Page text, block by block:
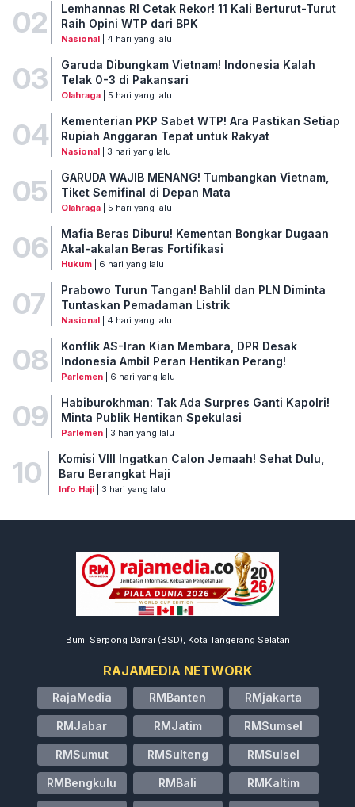
02
Lemhannas RI Cetak Rekor! 11 Kali Berturut-Turut
Raih Opini WTP dari BPK
Nasional| 4 hari yang lalu
03
Garuda Dibungkam Vietnam! Indonesia Kalah
Telak 0-3 di Pakansari
Olahraga| 5 hari yang lalu
04
Kementerian PKP Sabet WTP! Ara Pastikan Setiap
Rupiah Anggaran Tepat untuk Rakyat
Nasional| 3 hari yang lalu
05
GARUDA WAJIB MENANG! Tumbangkan Vietnam,
Tiket Semifinal di Depan Mata
Olahraga| 5 hari yang lalu
06
Mafia Beras Diburu! Kementan Bongkar Dugaan
Akal-akalan Beras Fortifikasi
Hukum| 6 hari yang lalu
07
Prabowo Turun Tangan! Bahlil dan PLN Diminta
Tuntaskan Pemadaman Listrik
Nasional| 4 hari yang lalu
08
Konflik AS-Iran Kian Membara, DPR Desak
Indonesia Ambil Peran Hentikan Perang!
Parlemen| 6 hari yang lalu
09
Habiburokhman: Tak Ada Surpres Ganti Kapolri!
Minta Publik Hentikan Spekulasi
Parlemen| 3 hari yang lalu
10
Komisi VIII Ingatkan Calon Jemaah! Sehat Dulu,
Baru Berangkat Haji
Info Haji| 3 hari yang lalu
Bumi Serpong Damai (BSD), Kota Tangerang Selatan
RAJAMEDIA NETWORK
RajaMedia RMBanten RMjakarta
RMJabar RMJatim RMSumsel
RMSumut RMSulteng RMSulsel
RMBengkulu RMBali RMKaltim